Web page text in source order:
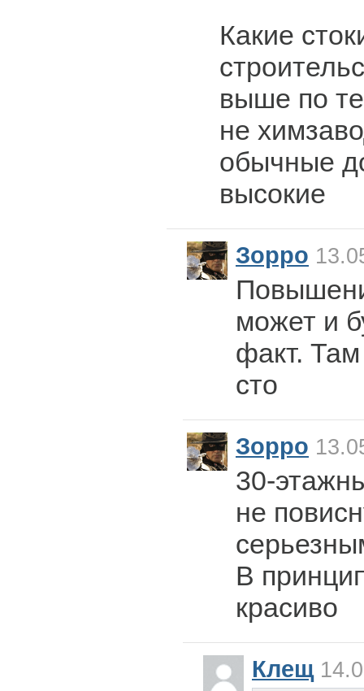
Какие
выше по
не
обычные
высокие
Зорро
может и
факт.
сто
Зорро
30-
не
В
красиво
Клещ